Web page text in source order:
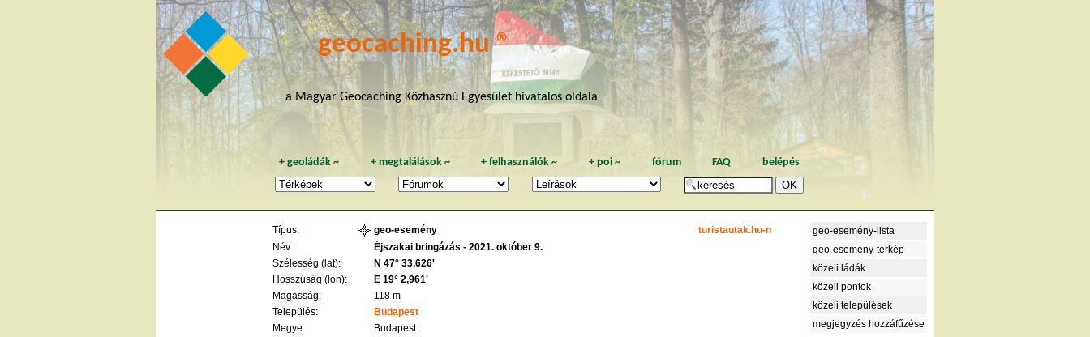
geocaching.hu ®
a Magyar Geocaching Közhasznú Egyesület hivatalos oldala
+geoládák ~ + megtalálások~ +felhasználók ~ + poi~ fórum FAQ belépés
Típus: geo-esemény
turistautak.hu-n
Név:
Éjszakai bringázás - 2021. október 9.
Szélesség (lat):
N 47° 33,626'
Hosszúság (lon):
E 19° 2,961'
Magasság:
118 m
Település:
Budapest
Megye:
Budapest
geo-esemény-lista
geo-esemény-térkép
közeli ládák
közeli pontok
közeli települések
megjegyzés hozzáfűzése